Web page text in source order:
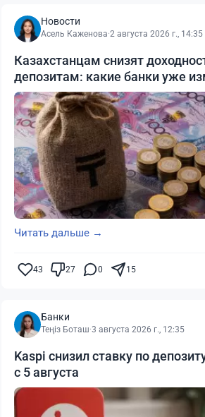
Новости
Асель Каженова·2 августа 2026 г., 14:35
Казахстанцам снизят
депозитам: какие банки уже
Читать дальше →
43 27 0 15
Банки
Теңіз Боташ·3 августа 2026 г., 12:35
Kaspi снизил ставку по
с 5 августа